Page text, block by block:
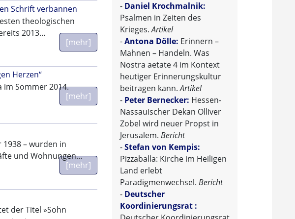
- Daniel Krochmalnik:
Psalmen in Zeiten des
Krieges.Artikel
-Antona Dölle: Erinnern –
Mahnen – Handeln. Was
Nostra aetate 4 im Kontext
heutiger Erinnerungskultur
beitragen kann.Artikel
- Peter Bernecker: Hessen-
Nassauischer Dekan Olliver
Zobel wird neuer Propst in
Jerusalem. Bericht
-Stefan von Kempis:
Pizzaballa: Kirche im Heiligen
Land erlebt
Paradigmenwechsel. Bericht
- Deutscher
Koordinierungsrat :
Schrift verbannen
theologischen
2013…
[mehr]
Herzen“
im Sommer 2014.
[mehr]
1938 – wurden in
und Wohnungen…
[mehr]
der Titel »Sohn